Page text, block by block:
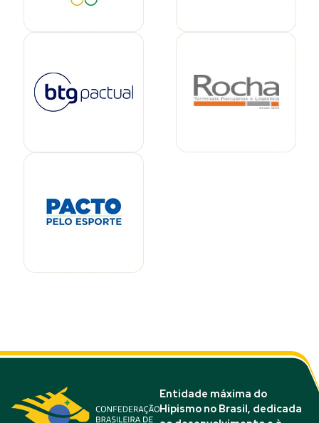
Entidade máxima do
Hipismo no Brasil, dedicada